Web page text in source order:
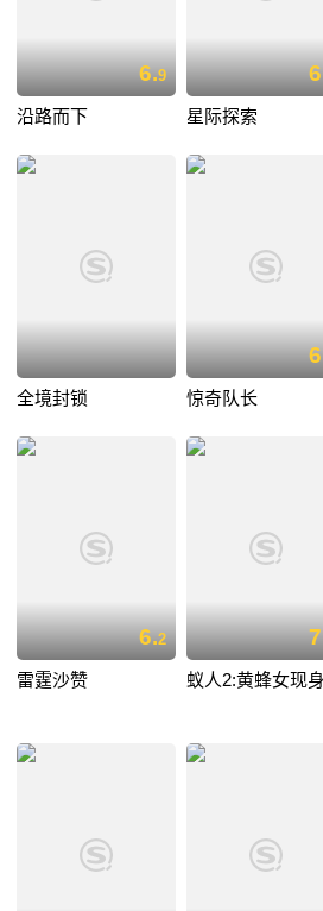
6.9
沿路而下 星际探索
全境封锁 惊奇队长
6.2
雷霆沙赞 蚁人2:黄蜂女现身